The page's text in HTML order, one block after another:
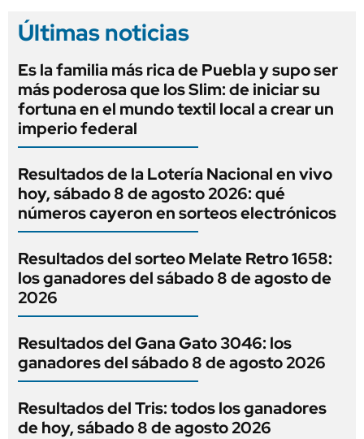
Últimas noticias
Es la familia más rica de Puebla y supo ser
más poderosa que los Slim: de iniciar su
fortuna en el mundo textil local a crear un
imperio federal
Resultados de la Lotería Nacional en vivo
hoy, sábado 8 de agosto 2026: qué
números cayeron en sorteos electrónicos
Resultados del sorteo Melate Retro 1658:
los ganadores del sábado 8 de agosto de
2026
Resultados del Gana Gato 3046: los
ganadores del sábado 8 de agosto 2026
Resultados del Tris: todos los ganadores
de hoy, sábado 8 de agosto 2026